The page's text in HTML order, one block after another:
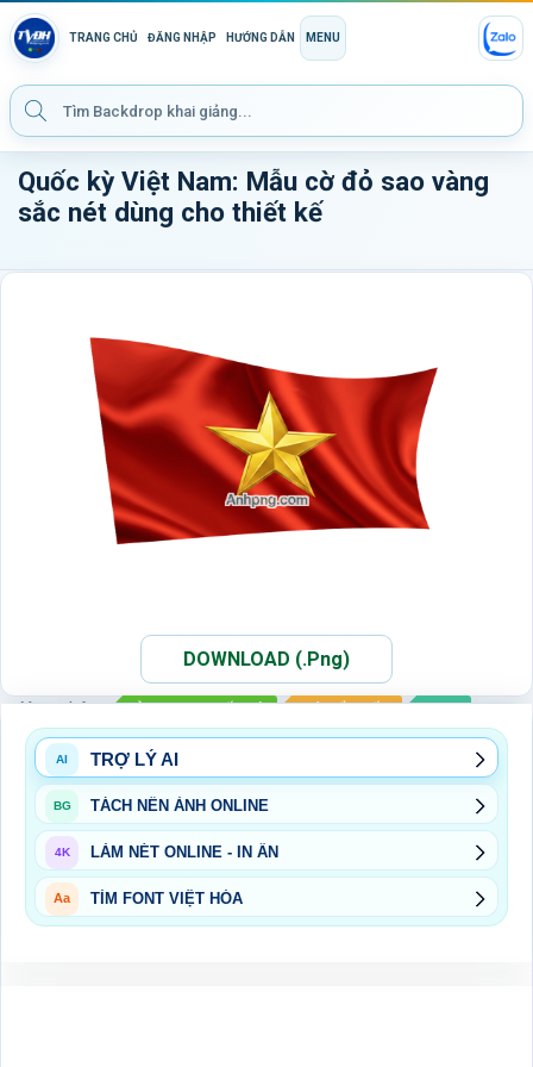
TRANG CHỦ ĐĂNG NHẬP HƯỚNG DẪN MENU
Quốc kỳ Việt Nam: Mẫu cờ đỏ sao vàng
sắc nét dùng cho thiết kế
DOWNLOAD (.Png)
Xem thêm: ẢNH PNG QUỐC KỲ CỜ TỔ QUỐC PNG
AI TRỢ LÝ AI
BG TÁCH NỀN ẢNH ONLINE
4K LÀM NÉT ONLINE - IN ẤN
Aa TÌM FONT VIỆT HÓA